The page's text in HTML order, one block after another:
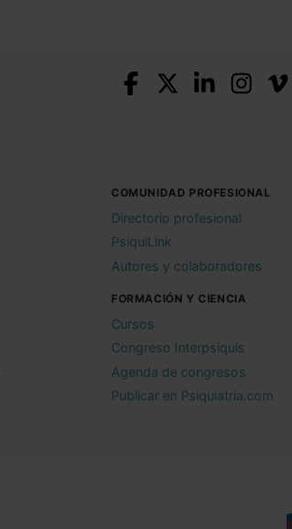
COMUNIDAD PROFESIONAL
Directorio profesional
PsiquiLink
Autores y colaboradores
FORMACIÓN Y CIENCIA
Cursos
Congreso Interpsiquis
Agenda de congresos
Publicar en Psiquiatria.com